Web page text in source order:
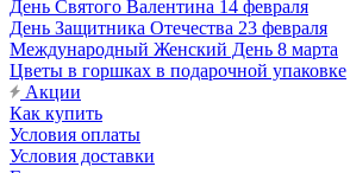
День Святого Валентина 14 февраля
День Защитника Отечества 23 февраля
Международный Женский День 8 марта
Цветы в горшках в подарочной упаковке
Акции
Как купить
Условия оплаты
Условия доставки